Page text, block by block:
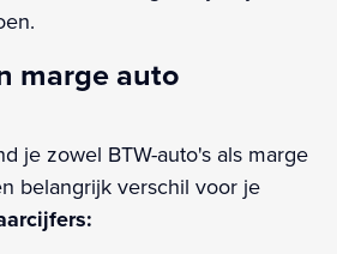
marge auto
je zowel BTW-auto's als marge
belangrijk verschil voor je